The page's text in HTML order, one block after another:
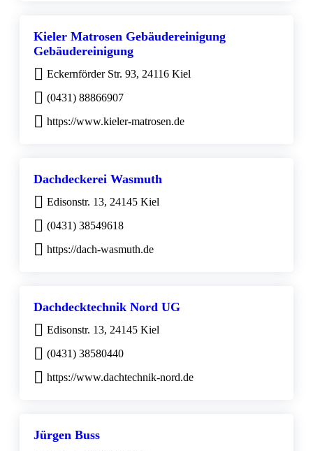
Kieler Matrosen Gebäudereinigung
Gebäudereinigung
Eckernförder Str. 93, 24116 Kiel
(0431) 88866907
https://www.kieler-matrosen.de
Dachdeckerei Wasmuth
Edisonstr. 13, 24145 Kiel
(0431) 38549618
https://dach-wasmuth.de
Dachdecktechnik Nord UG
Edisonstr. 13, 24145 Kiel
(0431) 38580440
https://www.dachtechnik-nord.de
Jürgen Buss